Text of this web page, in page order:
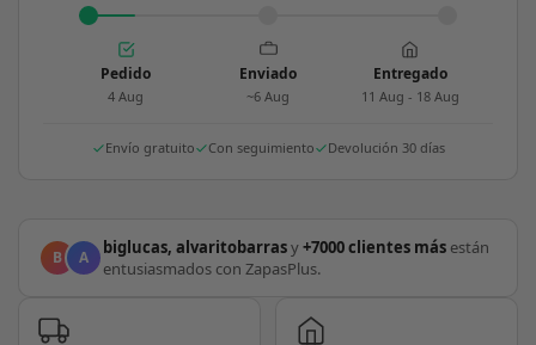
Pedido
4 Aug
Enviado
~6 Aug
Entregado
11 Aug - 18 Aug
Envío gratuito Con seguimiento Devolución 30 días
B A biglucas, alvaritobarrasy+7000 clientes más están
entusiasmados con ZapasPlus.